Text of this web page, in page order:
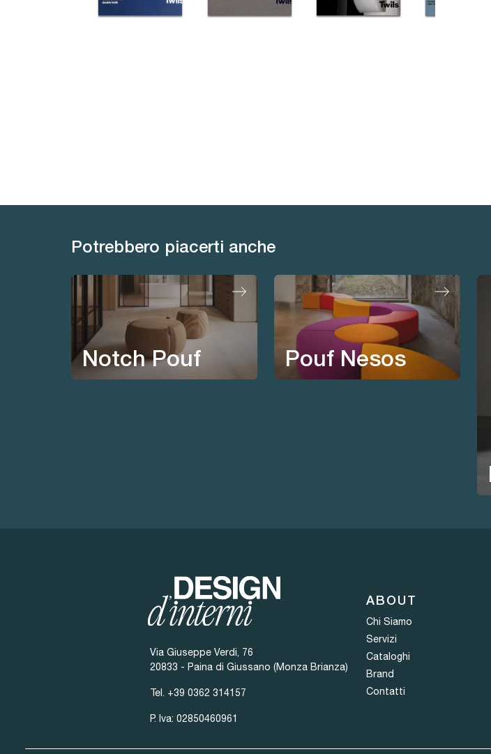
Potrebbero piacerti anche
Notch Pouf Pouf Nesos
Via Giuseppe Verdi, 76
20833 - Paina di Giussano (Monza Brianza)
Tel. +39 0362 314157
P. Iva: 02850460961
ABOUT
Chi Siamo
Servizi
Cataloghi
Brand
Contatti